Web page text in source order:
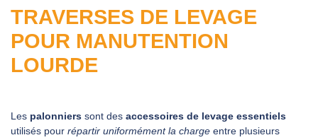
Services
Nos agences
FAQ
TRAVERSES DE LEVAGE
POUR MANUTENTION
LOURDE
Les palonniers sont des accessoires de levage essentiels
utilisés pour répartir uniformément la charge entre plusieurs